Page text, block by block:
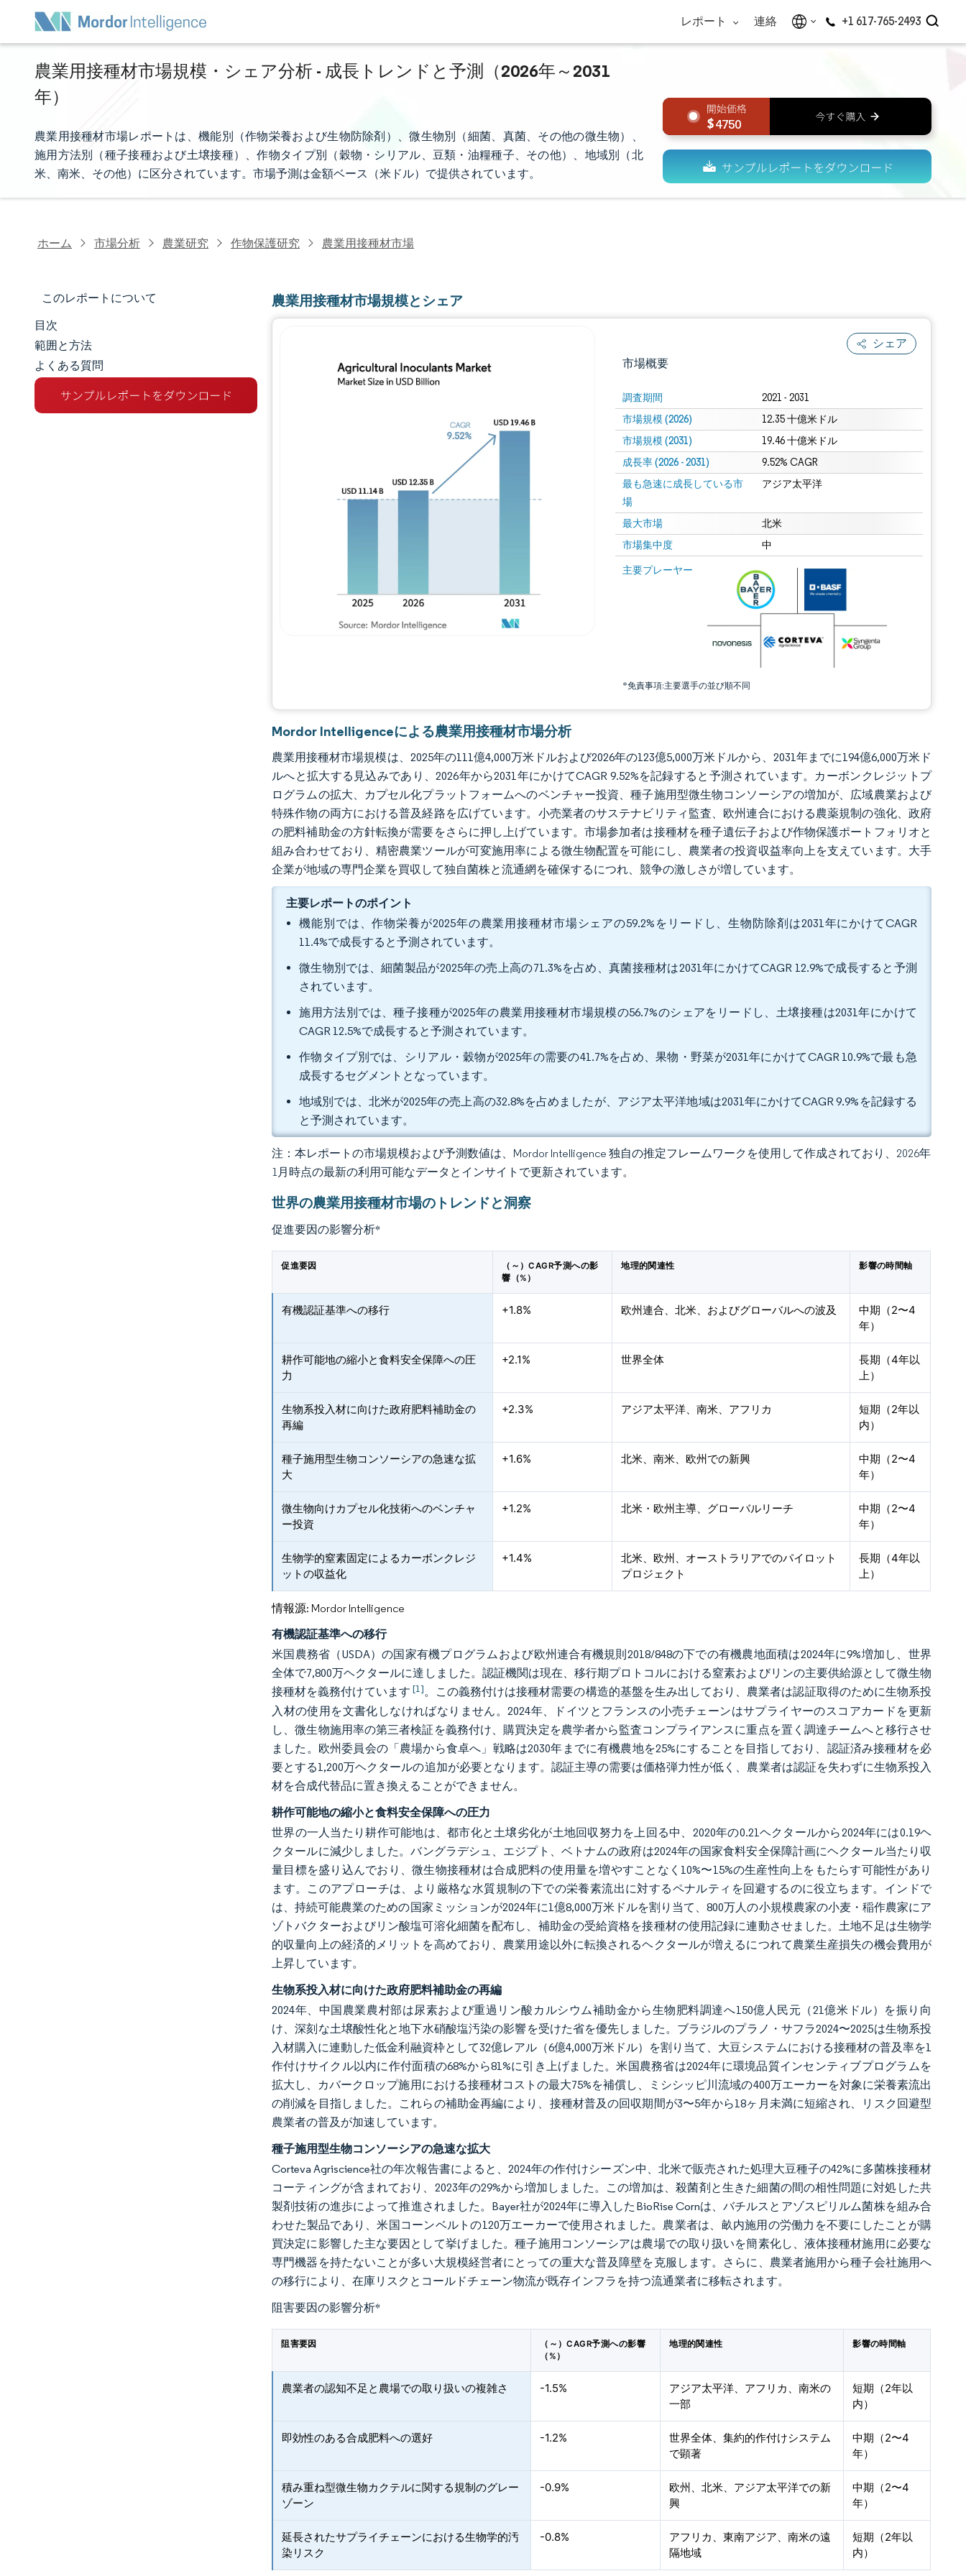
レポート 連絡 +1 617-765-2493
農業用接種材市場規模・シェア分析 - 成長トレンドと予測（2026年～2031
年）
農業用接種材市場レポートは、機能別（作物栄養および生物防除剤）、微生物別（細菌、真菌、その他の微生物）、
施用方法別（種子接種および土壌接種）、作物タイプ別（穀物・シリアル、豆類・油糧種子、その他）、地域別（北
米、南米、その他）に区分されています。市場予測は金額ベース（米ドル）で提供されています。
4750
ホーム 市場分析 農業研究 作物保護研究 農業用接種材市場
このレポートについて
市場規模とシェア
市場分析
トレンドとインサイト
目次
範囲と方法
よくある質問
農業用接種材市場規模とシェア
シェア
市場概要
調査期間 2021 - 2031
市場規模 (2026) 12.35 十億米ドル
市場規模 (2031) 19.46 十億米ドル
成長率 (2026 - 2031) 9.52% CAGR
最も急速に成長している市
場
アジア太平洋
最大市場 北米
市場集中度 中
主要プレーヤー
*免責事項:主要選手の並び順不同
画像 © Mordor Intelligence。再利用にはCC BY 4.0の表示が必要です。
画像 © Mordor Intelligence。再利用にはCC BY 4.0の表示が必要です。
Mordor Intelligenceによる農業用接種材市場分析
農業用接種材市場規模は、2025年の111億4,000万米ドルおよび2026年の123億5,000万米ドルから、2031年までに194億6,000万米ド
ルへと拡大する見込みであり、2026年から2031年にかけてCAGR 9.52%を記録すると予測されています。カーボンクレジットプ
ログラムの拡大、カプセル化プラットフォームへのベンチャー投資、種子施用型微生物コンソーシアの増加が、広域農業および
特殊作物の両方における普及経路を広げています。小売業者のサステナビリティ監査、欧州連合における農薬規制の強化、政府
の肥料補助金の方針転換が需要をさらに押し上げています。市場参加者は接種材を種子遺伝子および作物保護ポートフォリオと
組み合わせており、精密農業ツールが可変施用率による微生物配置を可能にし、農業者の投資収益率向上を支えています。大手
企業が地域の専門企業を買収して独自菌株と流通網を確保するにつれ、競争の激しさが増しています。
主要レポートのポイント
機能別では、作物栄養が2025年の農業用接種材市場シェアの59.2%をリードし、生物防除剤は2031年にかけてCAGR
11.4%で成長すると予測されています。
微生物別では、細菌製品が2025年の売上高の71.3%を占め、真菌接種材は2031年にかけてCAGR 12.9%で成長すると予測
されています。
施用方法別では、種子接種が2025年の農業用接種材市場規模の56.7%のシェアをリードし、土壌接種は2031年にかけて
CAGR 12.5%で成長すると予測されています。
作物タイプ別では、シリアル・穀物が2025年の需要の41.7%を占め、果物・野菜が2031年にかけてCAGR 10.9%で最も急
成長するセグメントとなっています。
地域別では、北米が2025年の売上高の32.8%を占めましたが、アジア太平洋地域は2031年にかけてCAGR 9.9%を記録する
と予測されています。
注：本レポートの市場規模および予測数値は、Mordor Intelligence 独自の推定フレームワークを使用して作成されており、2026年
1月時点の最新の利用可能なデータとインサイトで更新されています。
世界の農業用接種材市場のトレンドと洞察
促進要因の影響分析*
促進要因
（～）CAGR予測への影
響（%）
地理的関連性 影響の時間軸
有機認証基準への移行 +1.8% 欧州連合、北米、およびグローバルへの波及
中期（2〜4
年）
耕作可能地の縮小と食料安全保障への圧
力
+2.1% 世界全体
長期（4年以
上）
生物系投入材に向けた政府肥料補助金の
再編
+2.3% アジア太平洋、南米、アフリカ
短期（2年以
内）
種子施用型生物コンソーシアの急速な拡
大
+1.6% 北米、南米、欧州での新興
中期（2〜4
年）
微生物向けカプセル化技術へのベンチャ
ー投資
+1.2% 北米・欧州主導、グローバルリーチ
中期（2〜4
年）
生物学的窒素固定によるカーボンクレジ
ットの収益化
+1.4%
北米、欧州、オーストラリアでのパイロット
プロジェクト
長期（4年以
上）
情報源: Mordor Intelligence
有機認証基準への移行
米国農務省（USDA）の国家有機プログラムおよび欧州連合有機規則2018/848の下での有機農地面積は2024年に9%増加し、世界
全体で7,800万ヘクタールに達しました。認証機関は現在、移行期プロトコルにおける窒素およびリンの主要供給源として微生物
接種材を義務付けています [1]。この義務付けは接種材需要の構造的基盤を生み出しており、農業者は認証取得のために生物系投
入材の使用を文書化しなければなりません。2024年、ドイツとフランスの小売チェーンはサプライヤーのスコアカードを更新
し、微生物施用率の第三者検証を義務付け、購買決定を農学者から監査コンプライアンスに重点を置く調達チームへと移行させ
ました。欧州委員会の「農場から食卓へ」戦略は2030年までに有機農地を25%にすることを目指しており、認証済み接種材を必
要とする1,200万ヘクタールの追加が必要となります。認証主導の需要は価格弾力性が低く、農業者は認証を失わずに生物系投入
材を合成代替品に置き換えることができません。
耕作可能地の縮小と食料安全保障への圧力
世界の一人当たり耕作可能地は、都市化と土壌劣化が土地回収努力を上回る中、2020年の0.21ヘクタールから2024年には0.19ヘ
クタールに減少しました。バングラデシュ、エジプト、ベトナムの政府は2024年の国家食料安全保障計画にヘクタール当たり収
量目標を盛り込んでおり、微生物接種材は合成肥料の使用量を増やすことなく10%〜15%の生産性向上をもたらす可能性があり
ます。このアプローチは、より厳格な水質規制の下での栄養素流出に対するペナルティを回避するのに役立ちます。インドで
は、持続可能農業のための国家ミッションが2024年に1億8,000万米ドルを割り当て、800万人の小規模農家の小麦・稲作農家にア
ゾトバクターおよびリン酸塩可溶化細菌を配布し、補助金の受給資格を接種材の使用記録に連動させました。土地不足は生物学
的収量向上の経済的メリットを高めており、農業用途以外に転換されるヘクタールが増えるにつれて農業生産損失の機会費用が
上昇しています。
生物系投入材に向けた政府肥料補助金の再編
2024年、中国農業農村部は尿素および重過リン酸カルシウム補助金から生物肥料調達へ150億人民元（21億米ドル）を振り向
け、深刻な土壌酸性化と地下水硝酸塩汚染の影響を受けた省を優先しました。ブラジルのプラノ・サフラ2024〜2025は生物系投
入材購入に連動した低金利融資枠として32億レアル（6億4,000万米ドル）を割り当て、大豆システムにおける接種材の普及率を1
作付けサイクル以内に作付面積の68%から81%に引き上げました。米国農務省は2024年に環境品質インセンティブプログラムを
拡大し、カバークロップ施用における接種材コストの最大75%を補償し、ミシシッピ川流域の400万エーカーを対象に栄養素流出
の削減を目指しました。これらの補助金再編により、接種材普及の回収期間が3〜5年から18ヶ月未満に短縮され、リスク回避型
農業者の普及が加速しています。
種子施用型生物コンソーシアの急速な拡大
Corteva Agriscience社の年次報告書によると、2024年の作付けシーズン中、北米で販売された処理大豆種子の42%に多菌株接種材
コーティングが含まれており、2023年の29%から増加しました。この増加は、殺菌剤と生きた細菌の間の相性問題に対処した共
製剤技術の進歩によって推進されました。Bayer社が2024年に導入したBioRise Cornは、バチルスとアゾスピリルム菌株を組み合
わせた製品であり、米国コーンベルトの120万エーカーで使用されました。農業者は、畝内施用の労働力を不要にしたことが購
買決定に影響した主な要因として挙げました。種子施用コンソーシアは農場での取り扱いを簡素化し、液体接種材施用に必要な
専門機器を持たないことが多い大規模経営者にとっての重大な普及障壁を克服します。さらに、農業者施用から種子会社施用へ
の移行により、在庫リスクとコールドチェーン物流が既存インフラを持つ流通業者に移転されます。
阻害要因の影響分析*
阻害要因
（～）CAGR予測への影響
（%）
地理的関連性 影響の時間軸
農業者の認知不足と農場での取り扱いの複雑さ -1.5%
アジア太平洋、アフリカ、南米の
一部
短期（2年以
内）
即効性のある合成肥料への選好 -1.2%
世界全体、集約的作付けシステム
で顕著
中期（2〜4
年）
積み重ね型微生物カクテルに関する規制のグレー
ゾーン
-0.9%
欧州、北米、アジア太平洋での新
興
中期（2〜4
年）
延長されたサプライチェーンにおける生物学的汚
染リスク
-0.8%
アフリカ、東南アジア、南米の遠
隔地域
短期（2年以
内）